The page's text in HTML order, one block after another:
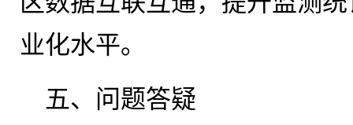
业化水平。
五、问题答疑